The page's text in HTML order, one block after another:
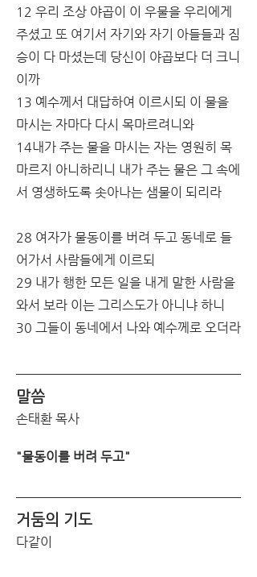
12 우리 조상 야곱이 이 우물을 우리에게
주셨고 또 여기서 자기와 자기 아들들과 짐
승이 다 마셨는데 당신이 야곱보다 더 크니
이까
13 예수께서 대답하여 이르시되 이 물을
마시는 자마다 다시 목마르려니와
14내가 주는 물을 마시는 자는 영원히 목
마르지 아니하리니 내가 주는 물은 그 속에
서 영생하도록 솟아나는 샘물이 되리라
28 여자가 물동이를 버려 두고 동네로 들
어가서 사람들에게 이르되
29 내가 행한 모든 일을 내게 말한 사람을
와서 보라 이는 그리스도가 아니냐 하니
30 그들이 동네에서 나와 예수께로 오더라
말씀
손태환 목사
"물동이를 버려 두고"
거둠의 기도
다같이